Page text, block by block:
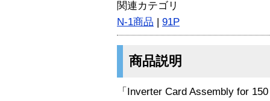
関連カテゴリ
N-1商品 | 91P
商品説明
「Inverter Card Assembly for